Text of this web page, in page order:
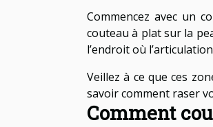
Commencez avec un
couteau à plat sur la
l’endroit où
Veillez à ce que ces
savoir comment raser
Comment